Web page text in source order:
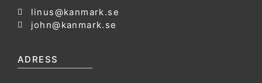
linus@kanmark.se
john@kanmark.se
ADRESS